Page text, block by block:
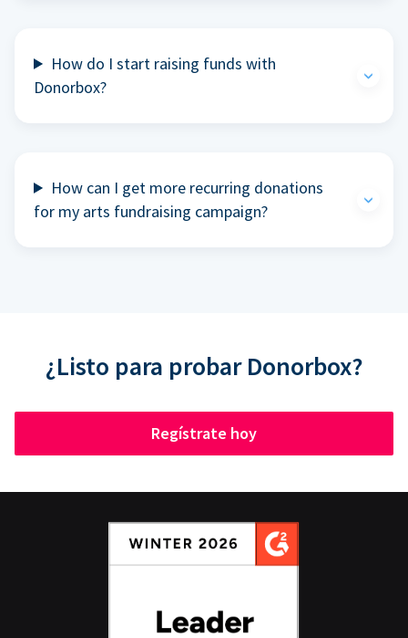
How do I start raising funds with
Donorbox?
How can I get more recurring donations
for my arts fundraising campaign?
¿Listo para probar Donorbox?
Regístrate hoy